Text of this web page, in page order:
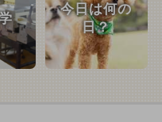
今日は何の
日？